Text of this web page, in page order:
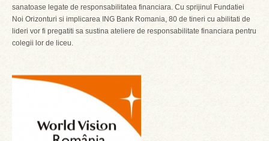
sanatoase legate de responsabilitatea financiara. Cu sprijinul Fundatiei
Noi Orizonturi si implicarea ING Bank Romania, 80 de tineri cu abilitati de
lideri vor fi pregatiti sa sustina ateliere de responsabilitate financiara pentru
colegii lor de liceu.